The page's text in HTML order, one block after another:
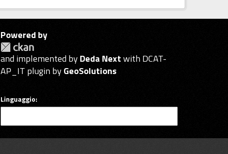
Powered by
and implemented byDeda Nextwith DCAT-
AP_IT plugin byGeoSolutions
Linguaggio